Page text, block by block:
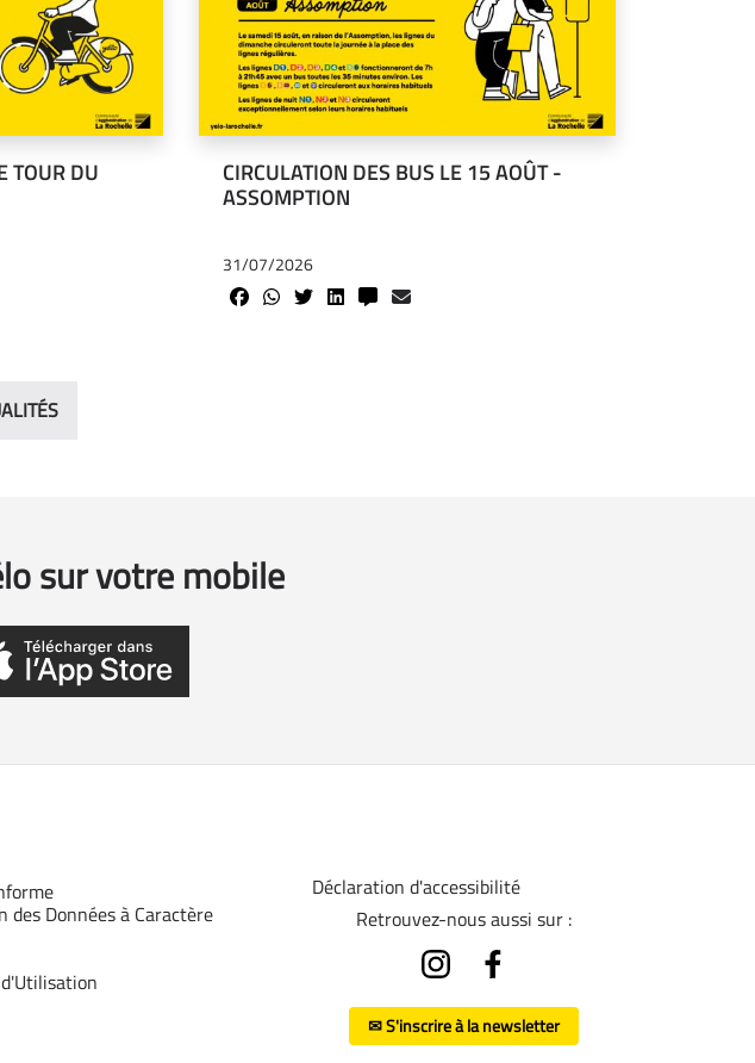
TOUR DU CIRCULATION DES BUS LE 15 AOÛT -
ASSOMPTION
31/07/2026
sur votre mobile
Données à Caractère
Déclaration d'accessibilité
Retrouvez-nous aussi sur :
✉ S'inscrire à la newsletter